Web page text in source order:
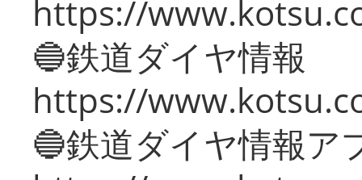
https://
🔵鉄道ダイヤ情報
https://
🔵鉄道ダイヤ情報ア